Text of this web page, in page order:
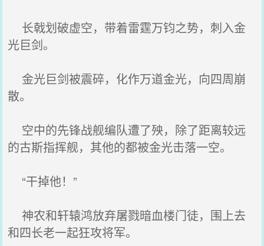
长戟划破虚空，带着雷霆万钧之势，刺入金
光巨剑。
金光巨剑被震碎，化作万道金光，向四周崩
散。
空中的先锋战舰编队遭了殃，除了距离较远
的古斯指挥舰，其他的都被金光击落一空。
“干掉他！”
神农和轩辕鸿放弃屠戮暗血楼门徒，围上去
和四长老一起狂攻将军。